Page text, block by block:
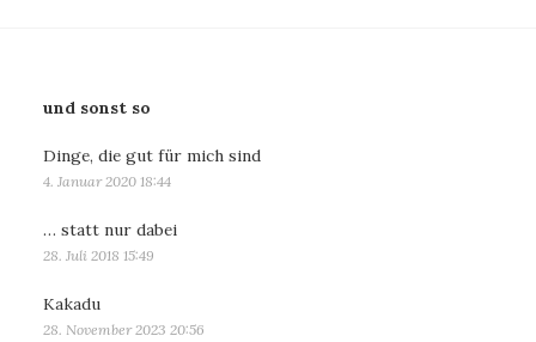
und sonst so
Dinge, die gut für mich sind
4. Januar 2020 18:44
… statt nur dabei
28. Juli 2018 15:49
Kakadu
28. November 2023 20:56